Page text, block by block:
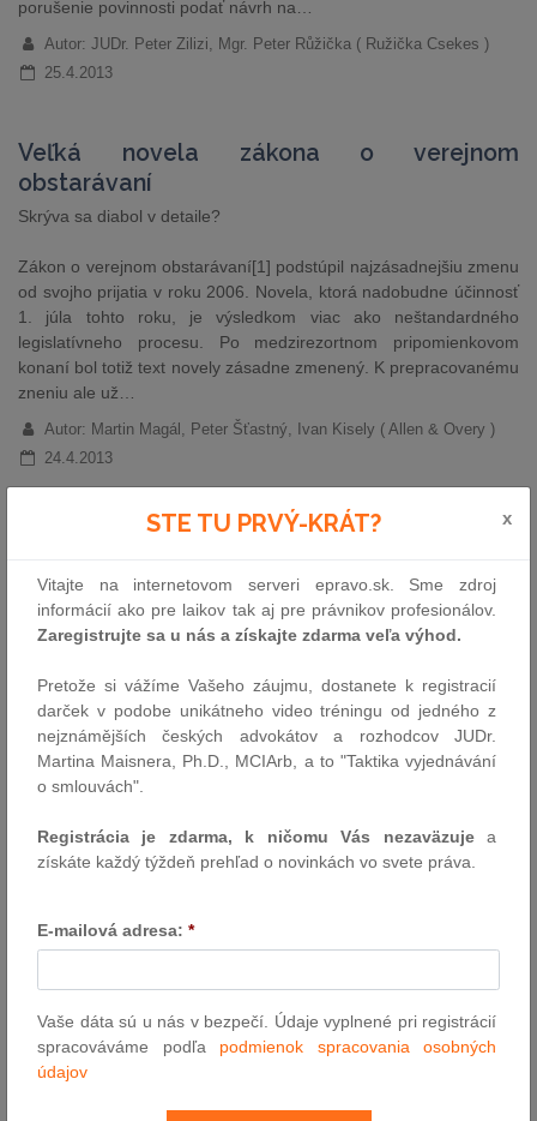
porušenie povinnosti podať návrh na…
Autor: JUDr. Peter Zilizi, Mgr. Peter Růžička ( Ružička Csekes )
25.4.2013
Veľká novela zákona o verejnom
obstarávaní
Skrýva sa diabol v detaile?
Zákon o verejnom obstarávaní[1] podstúpil najzásadnejšiu zmenu
od svojho prijatia v roku 2006. Novela, ktorá nadobudne účinnosť
1. júla tohto roku, je výsledkom viac ako neštandardného
legislatívneho procesu. Po medzirezortnom pripomienkovom
konaní bol totiž text novely zásadne zmenený. K prepracovanému
zneniu ale už…
Autor: Martin Magál, Peter Šťastný, Ivan Kisely ( Allen & Overy )
24.4.2013
GPS monitoring z pohľadu zamestnanca
rôznorodé možnosti optimalizácie poskytovania ich služieb.
Jedným z takýchto prostriedkov je aj GPS systém namontovaný v
služobnom vozidle zamestnávateľa, ktoré je k dispozícii viacerým
Autor: Mgr. Katarína Babiaková, LL.M. ( bnt attorneys-at-law )
23.4.2013
(TASR) - Novela exekučného zákona zníži riziko nezákonného
postupu exekútorov a prispeje k vyššej právnej istote. Nároky na
dohľad nad činnosťou súdnych exekútorov a nanovo sa upraví
systém vyvodzovania disciplinárnej zodpovednosti. Predpokladá
Autor: redakcia (luc)
22.4.2013
STE TU PRVÝ-KRÁT? x
Vitajte na internetovom serveri epravo.sk. Sme zdroj
informácií ako pre laikov tak aj pre právnikov profesionálov.
Zaregistrujte sa u nás a získajte zdarma veľa výhod.
Pretože si vážíme Vašeho záujmu, dostanete k registracií
darček v podobe unikátneho video tréningu od jedného z
nejznámějších českých advokátov a rozhodcov JUDr.
Martina Maisnera, Ph.D., MCIArb, a to "Taktika vyjednávání
o smlouvách".
Registrácia je zdarma, k ničomu Vás nezaväzujea
získáte každý týždeň prehľad o novinkách vo svete práva.
E-mailová adresa: *
Vaše dáta sú u nás v bezpečí. Údaje vyplnené pri registrácií
spracováváme podľa podmienok spracovania osobných
údajov